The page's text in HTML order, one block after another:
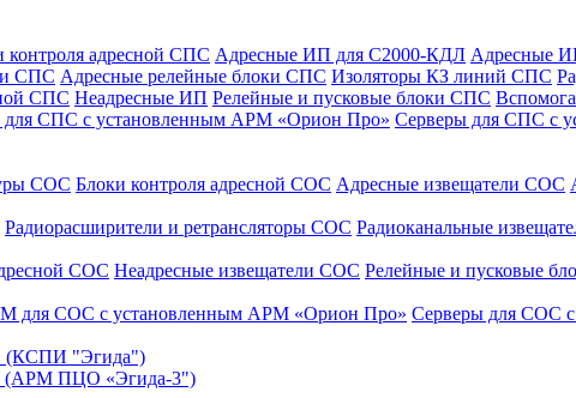
контроля адресной СПС Адресные ИП для С2000-КДЛ Адресные
СПС Адресные релейные блоки СПС Изоляторы КЗ линий СПС
СПС Неадресные ИП Релейные и пусковые блоки СПС
СПС с установленным АРМ «Орион Про» Серверы для СПС с
СОС Блоки контроля адресной СОС Адресные извещатели СОС
Радиорасширители и ретрансляторы СОС Радиоканальные
СОС Неадресные извещатели СОС Релейные и пусковые
для СОС с установленным АРМ «Орион Про» Серверы для СОС
(КСПИ "Эгида")
(АРМ ПЦО «Эгида-3")